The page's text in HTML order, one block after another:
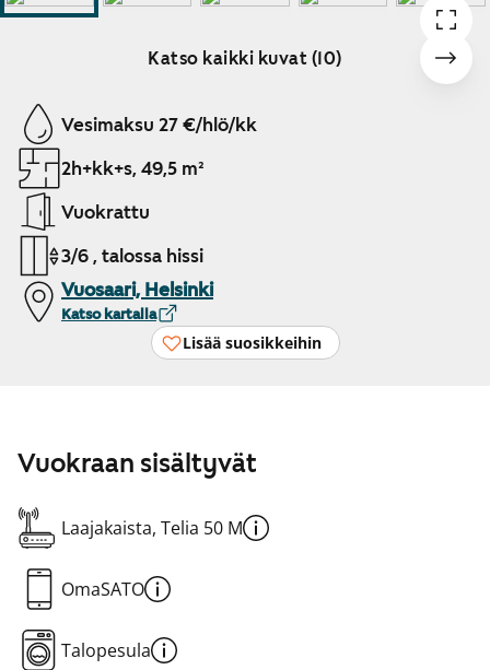
Katso kaikki kuvat (10)
Näytetään dia 1 / 10
Vesimaksu 27 €/hlö/kk
2h+kk+s, 49,5 m²
Vuokrattu
3/6 , talossa hissi
Vuosaari, Helsinki
Katso kartalla
Lisää suosikkeihin
Vuokraan sisältyvät
Laajakaista, Telia 50 M
OmaSATO
Talopesula